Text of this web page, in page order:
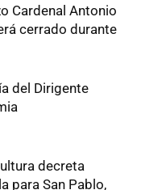
Cardenal Antonio
cerrado durante
del Dirigente
decreta
para San Pablo,